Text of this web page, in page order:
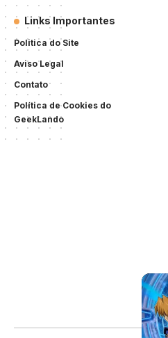
Links Importantes
Politica do Site
Aviso Legal
Contato
Política de Cookies do
GeekLando